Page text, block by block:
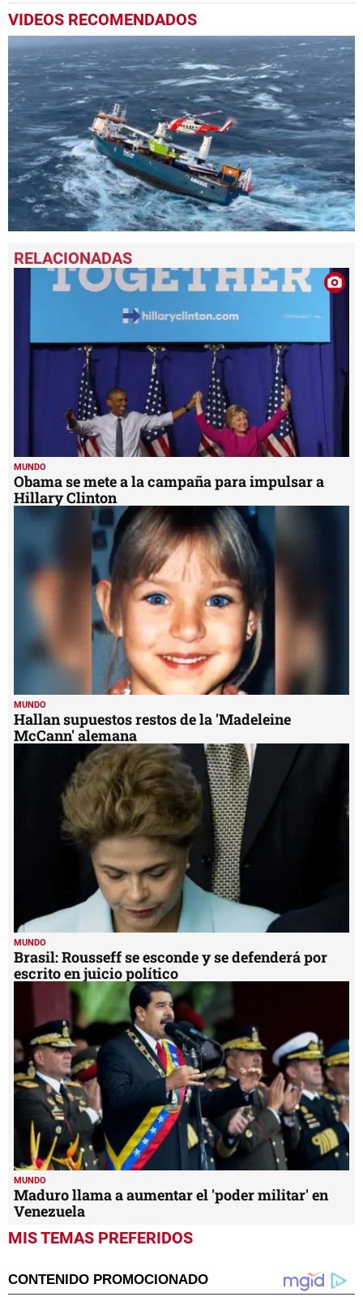
VIDEOS RECOMENDADOS
seconds
of
MUNDO
Obama se mete a la campaña para impulsar a
Hillary Clinton
MUNDO
Hallan supuestos restos de la 'Madeleine
McCann' alemana
MUNDO
Brasil: Rousseff se esconde y se defenderá por
escrito en juicio político
MUNDO
Maduro llama a aumentar el 'poder militar' en
Venezuela
MIS TEMAS PREFERIDOS